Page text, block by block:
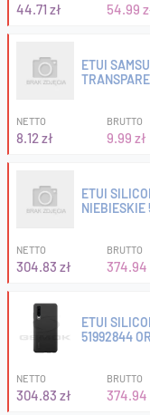
44.71 zł 54.99
ETUI
NETTO
8.12 zł
BRUTTO
9.99 zł
ETUI
NIEBIESKIE
NETTO
304.83 zł
BRUTTO
374.94
ETUI
51992844
NETTO
304.83 zł
BRUTTO
374.94